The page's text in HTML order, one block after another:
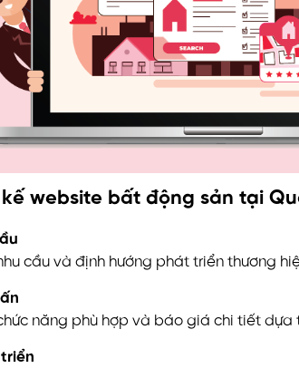
website bất động sản tại
cầu và định hướng phát triển thương
năng phù hợp và báo giá chi tiết dựa